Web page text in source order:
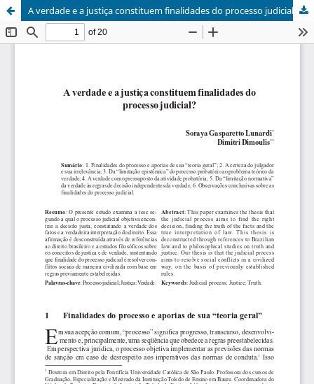
A verdade e a justiça constituem finalidades do processo judicial?